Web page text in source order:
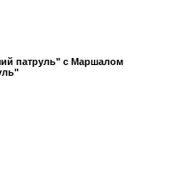
патруль" с Маршалом